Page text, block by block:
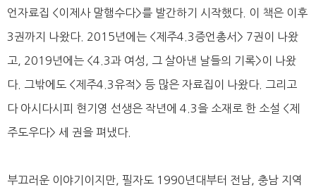
언자료집 <이제사 말햄수다>를 발간하기 시작했다. 이 책은 이후
3권까지 나왔다. 2015년에는 <제주4.3증언총서> 7권이 나왔
고, 2019년에는 <4.3과 여성, 그 살아낸 날들의 기록>이 나왔
다. 그밖에도 <제주4.3유적> 등 많은 자료집이 나왔다. 그리고
다 아시다시피 현기영 선생은 작년에 4.3을 소재로 한 소설 <제
주도우다> 세 권을 펴냈다.
부끄러운 이야기이지만, 필자도 1990년대부터 전남, 충남 지역